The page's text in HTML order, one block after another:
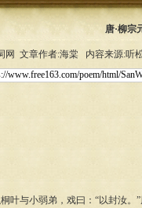
唐·柳宗
网 文章作者:海棠 内容来源:听
与小弱弟，戏曰：“以封汝。”